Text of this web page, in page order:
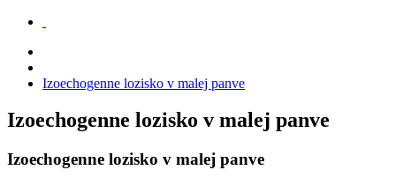
Izoechogenne lozisko v malej panve
Izoechogenne lozisko v malej panve
Izoechogenne lozisko v malej panve